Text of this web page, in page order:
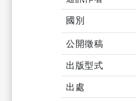
國別
公開徵稿
出版型式
出處